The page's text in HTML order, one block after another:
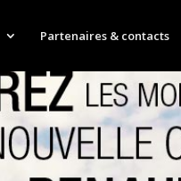
Partenaires & contacts